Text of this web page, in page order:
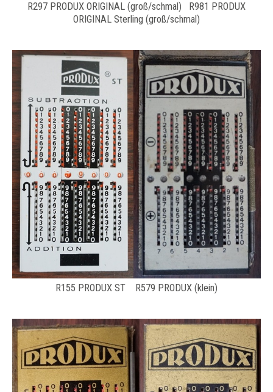
R297 PRODUX ORIGINAL (groß/schmal) R981 PRODUX
ORIGINAL Sterling (groß/schmal)
R155 PRODUX ST R579 PRODUX (klein)